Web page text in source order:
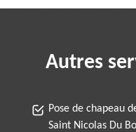
Autres
Pose de chapeau
Saint Nicolas Du